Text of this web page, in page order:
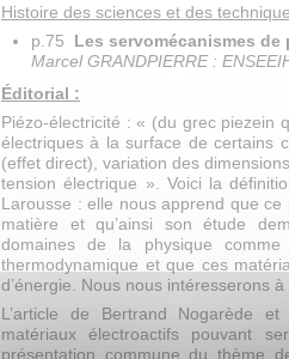
Histoire des sciences et des
p.75 Les servomécanismes
Marcel GRANDPIERRE :
Éditorial :
Piézo-électricité : « (du grec piezein
électriques à la surface de certains
(effet direct), variation des
tension électrique ». Voici la
Larousse : elle nous apprend que
matière et qu’ainsi son étude
domaines de la physique comme
thermodynamique et que ces
d’énergie. Nous nous intéresserons à
L’article de Bertrand Nogarède
matériaux électroactifs pouvant
présentation commune du thème